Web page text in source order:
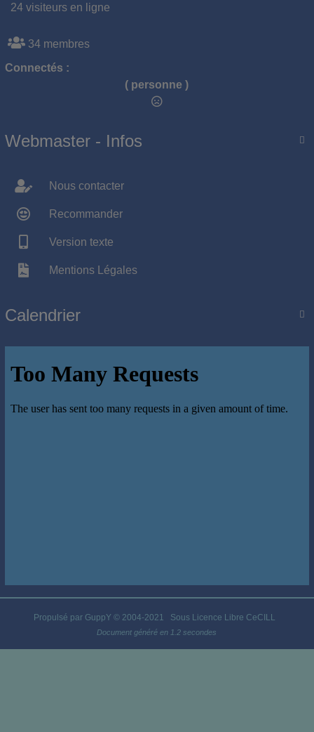
24 visiteurs en ligne
34 membres
Connectés :
( personne )

Webmaster - Infos
Nous contacter
Recommander
Version texte
Mentions Légales

Calendrier
Propulsé par GuppY© 2004-2021 Sous Licence Libre CeCILL
Document généré en 1.2 secondes